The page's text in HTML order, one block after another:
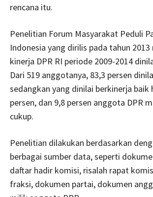
rencana itu.
Penelitian Forum Masyarakat Peduli
Indonesia yang dirilis pada tahun
kinerja DPR RI periode 2009-2014
Dari 519 anggotanya, 83,3 persen
sedangkan yang dinilai berkinerja baik
persen, dan 9,8 persen anggota DPR
cukup.
Penelitian dilakukan berdasarkan
berbagai sumber data, seperti
daftar hadir komisi, risalah rapat
fraksi, dokumen partai, dokumen